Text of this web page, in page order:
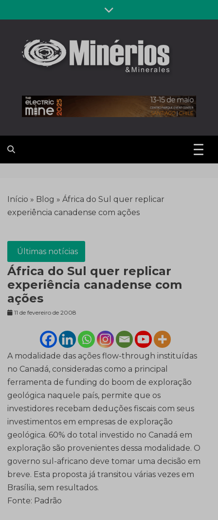
to
Revista
Minérios &
Minerales
Início » Blog » África do Sul quer replicar
experiência canadense com ações
Últimas notícias
África do Sul quer replicar
experiência canadense com
ações
11 de fevereiro de 2008
A modalidade das ações flow-through instituídas
no Canadá, consideradas como a principal
ferramenta de funding do boom de exploração
geológica naquele país, permite que os
investidores recebam deduções fiscais com seus
investimentos em empresas de exploração
geológica. 60% do total investido no Canadá em
exploração são provenientes dessa modalidade. O
governo sul-africano deve tomar uma decisão em
breve. Esta proposta já transitou várias vezes em
Brasília, sem resultados.
Fonte: Padrão